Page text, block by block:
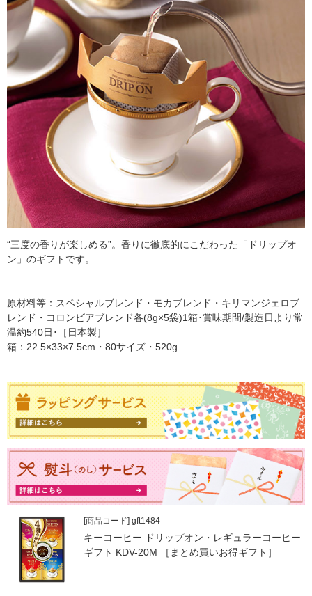
“三度の香りが楽しめる”。香りに徹底的にこだわった「ドリップオ
ン」のギフトです。
原材料等：スペシャルブレンド・モカブレンド・キリマンジェロブ
レンド・コロンビアブレンド各(8g×5袋)1箱･賞味期間/製造日より常
温約540日･［日本製］
箱：22.5×33×7.5cm・80サイズ・520g
[商品コード] gft1484
キーコーヒー ドリップオン・レギュラーコーヒー
ギフト KDV-20M ［まとめ買いお得ギフト］